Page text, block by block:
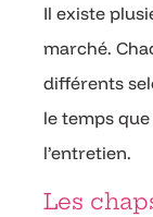
Il existe
marché.
différents
le temps
l’entretien.
Les